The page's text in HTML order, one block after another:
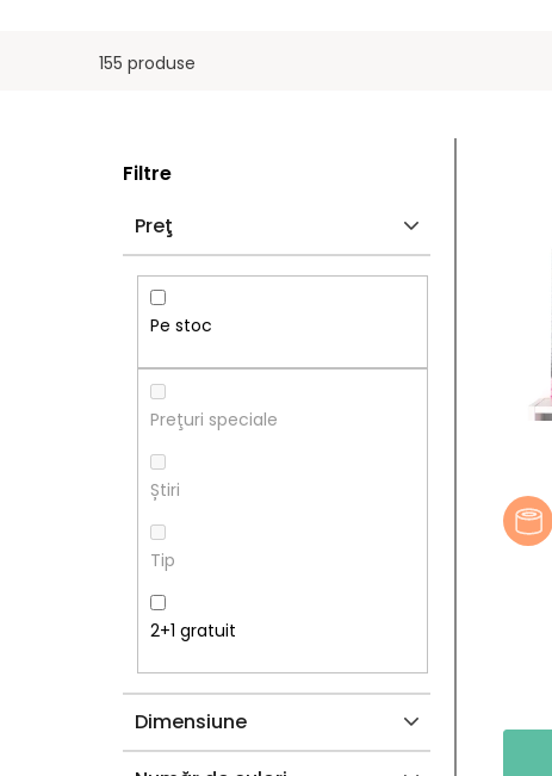
155 produse
Ă
Filtre
Preţ
Pe stoc
Preţuri speciale
Știri
Tip
2+1 gratuit
Dimensiune